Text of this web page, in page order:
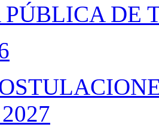
PÚBLICA DE